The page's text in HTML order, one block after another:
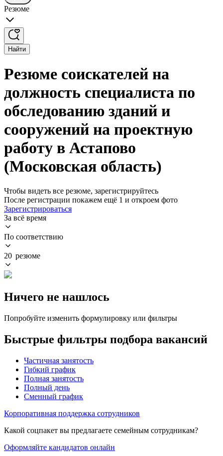
Резюме
Найти
Резюме соискателей на
должность специалиста по
обследованию зданий и
сооружений на проектную
работу в Астапово
(Московская область)
Чтобы видеть все резюме, зарегистрируйтесь
После регистрации покажем ещё 1 и откроем фото
Зарегистрироваться
За всё время
По соответствию
20 резюме
Ничего не нашлось
Попробуйте изменить формулировку или фильтры
Быстрые фильтры подбора вакансий
Частичная занятость
Гибкий график
Полная занятость
Полный день
Сменный график
Корпоративная поддержка сотрудников
Какой соцпакет вы предлагаете семейным сотрудникам?
Оформляйте кандидатов онлайн